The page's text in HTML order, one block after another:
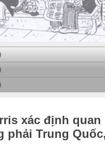
xác định quan
phải Trung